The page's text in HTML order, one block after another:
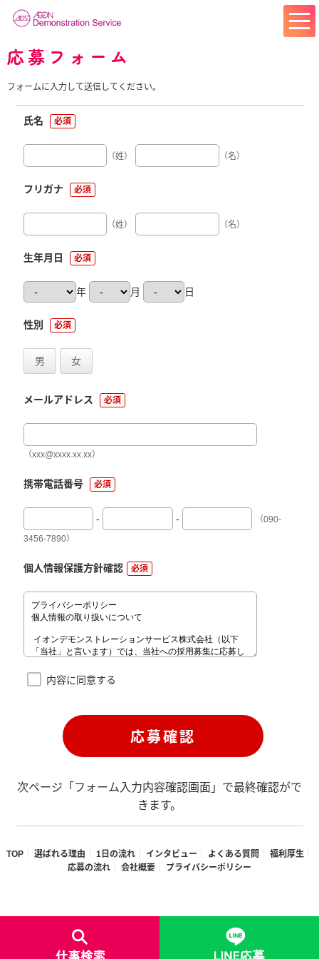
応募フォーム
フォームに入力して送信してください。
氏名 必須
（姓） （名）
フリガナ 必須
（姓） （名）
生年月日 必須
年 月 日
性別 必須
男 女
メールアドレス 必須
（xxx@xxxx.xx.xx）
携帯電話番号 必須
- -
（090-
3456-7890）
個人情報保護方針確認 必須
内容に同意する
次ページ「フォーム入力内容確認画面」で最終確認がで
きます。
TOP 選ばれる理由 1日の流れ インタビュー よくある質問
福利厚生
応募の流れ
会社概要 プライバシーポリシー